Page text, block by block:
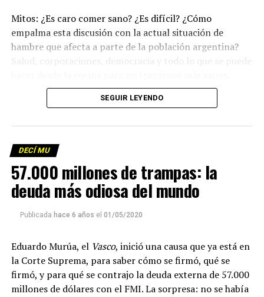
Mitos: ¿Es caro comer sano? ¿Es difícil? ¿Cómo
empalma esta discusión con la actual situación de
hambre que afecta a parte de la población argentina?
Salud, corporaciones, democracia y todo lo que se puede
(Escuchá el programa completo).
Foto: Martina Perosa
Descargar el programa
La reproducción de este programa es libre. Sólo tenés
que mandar un mail ainfolavaca@yahoo.com.ar
emitir todos los programas de Decí MU
SEGUIR LEYENDO
DECÍ MU
57.000 millones de trampas: la
deuda más odiosa del mundo
Publicada hace 6 años el 01/05/2020
Eduardo Murúa, el Vasco, inició una causa que ya está en
la Corte Suprema, para saber cómo se firmó, qué se
firmó, y para qué se contrajo la deuda externa de 57.000
millones de dólares con el FMI. La sorpresa: no se había